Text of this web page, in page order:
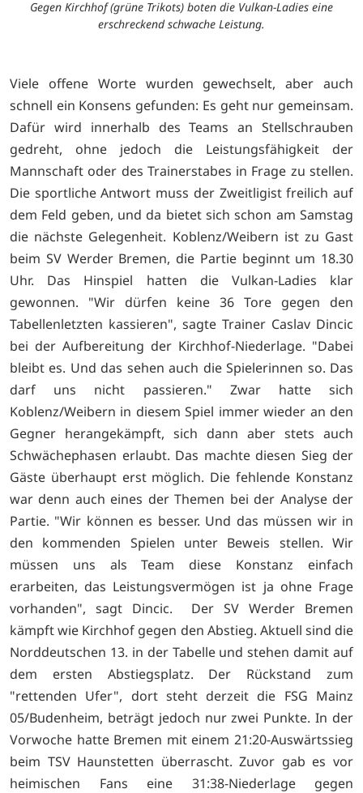
Gegen Kirchhof (grüne Trikots) boten die Vulkan-Ladies eine
erschreckend schwache Leistung.
Viele offene Worte wurden gewechselt, aber auch
schnell ein Konsens gefunden: Es geht nur gemeinsam.
Dafür wird innerhalb des Teams an Stellschrauben
gedreht, ohne jedoch die Leistungsfähigkeit der
Mannschaft oder des Trainerstabes in Frage zu stellen.
Die sportliche Antwort muss der Zweitligist freilich auf
dem Feld geben, und da bietet sich schon am Samstag
die nächste Gelegenheit. Koblenz/Weibern ist zu Gast
beim SV Werder Bremen, die Partie beginnt um 18.30
Uhr. Das Hinspiel hatten die Vulkan-Ladies klar
gewonnen. "Wir dürfen keine 36 Tore gegen den
Tabellenletzten kassieren", sagte Trainer Caslav Dincic
bei der Aufbereitung der Kirchhof-Niederlage. "Dabei
bleibt es. Und das sehen auch die Spielerinnen so. Das
darf uns nicht passieren." Zwar hatte sich
Koblenz/Weibern in diesem Spiel immer wieder an den
Gegner herangekämpft, sich dann aber stets auch
Schwächephasen erlaubt. Das machte diesen Sieg der
Gäste überhaupt erst möglich. Die fehlende Konstanz
war denn auch eines der Themen bei der Analyse der
Partie. "Wir können es besser. Und das müssen wir in
den kommenden Spielen unter Beweis stellen. Wir
müssen uns als Team diese Konstanz einfach
erarbeiten, das Leistungsvermögen ist ja ohne Frage
vorhanden", sagt Dincic. Der SV Werder Bremen
kämpft wie Kirchhof gegen den Abstieg. Aktuell sind die
Norddeutschen 13. in der Tabelle und stehen damit auf
dem ersten Abstiegsplatz. Der Rückstand zum
"rettenden Ufer", dort steht derzeit die FSG Mainz
05/Budenheim, beträgt jedoch nur zwei Punkte. In der
Vorwoche hatte Bremen mit einem 21:20-Auswärtssieg
beim TSV Haunstetten überrascht. Zuvor gab es vor
heimischen Fans eine 31:38-Niederlage gegen